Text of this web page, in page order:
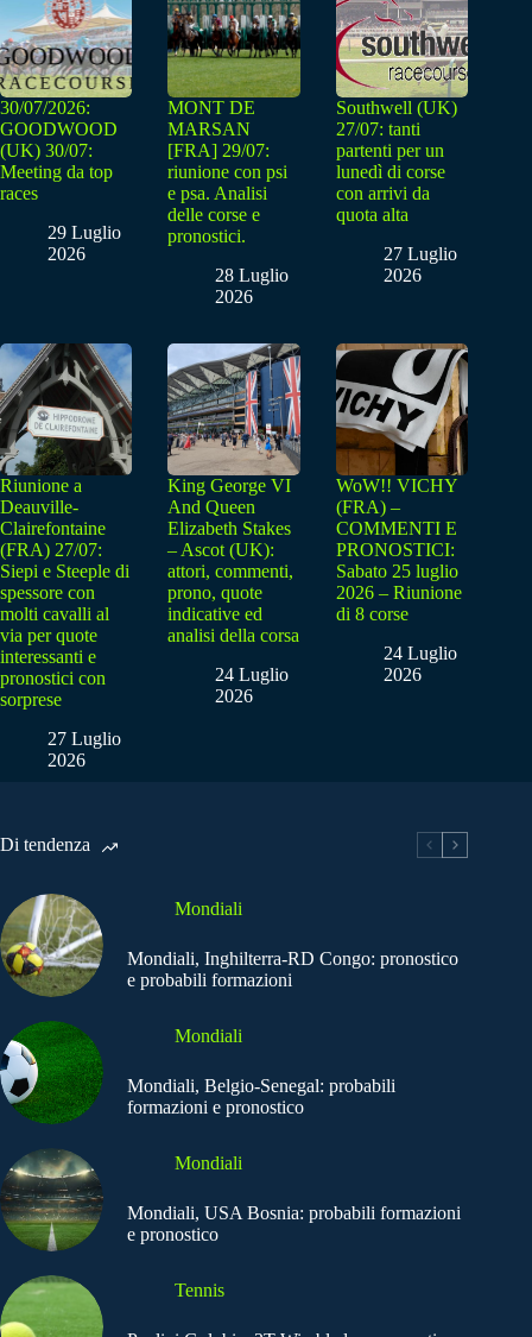
30/07/2026:
GOODWOOD
(UK) 30/07:
Meeting da top
races
29 Luglio
2026
MONT DE
MARSAN
[FRA] 29/07:
riunione con psi
e psa. Analisi
delle corse e
pronostici.
28 Luglio
2026
Southwell (UK)
27/07: tanti
partenti per un
lunedì di corse
con arrivi da
quota alta
27 Luglio
2026
Riunione a
Deauville-
Clairefontaine
(FRA) 27/07:
Siepi e Steeple di
spessore con
molti cavalli al
via per quote
interessanti e
pronostici con
sorprese
27 Luglio
2026
King George VI
And Queen
Elizabeth Stakes
– Ascot (UK):
attori, commenti,
prono, quote
indicative ed
analisi della corsa
24 Luglio
2026
WoW!! VICHY
(FRA) –
COMMENTI E
PRONOSTICI:
Sabato 25 luglio
2026 – Riunione
di 8 corse
24 Luglio
2026
Di tendenza
Mondiali
Mondiali, Inghilterra-RD Congo: pronostico
e probabili formazioni
Mondiali
Mondiali, Belgio-Senegal: probabili
formazioni e pronostico
Mondiali
Mondiali, USA Bosnia: probabili formazioni
e pronostico
Tennis